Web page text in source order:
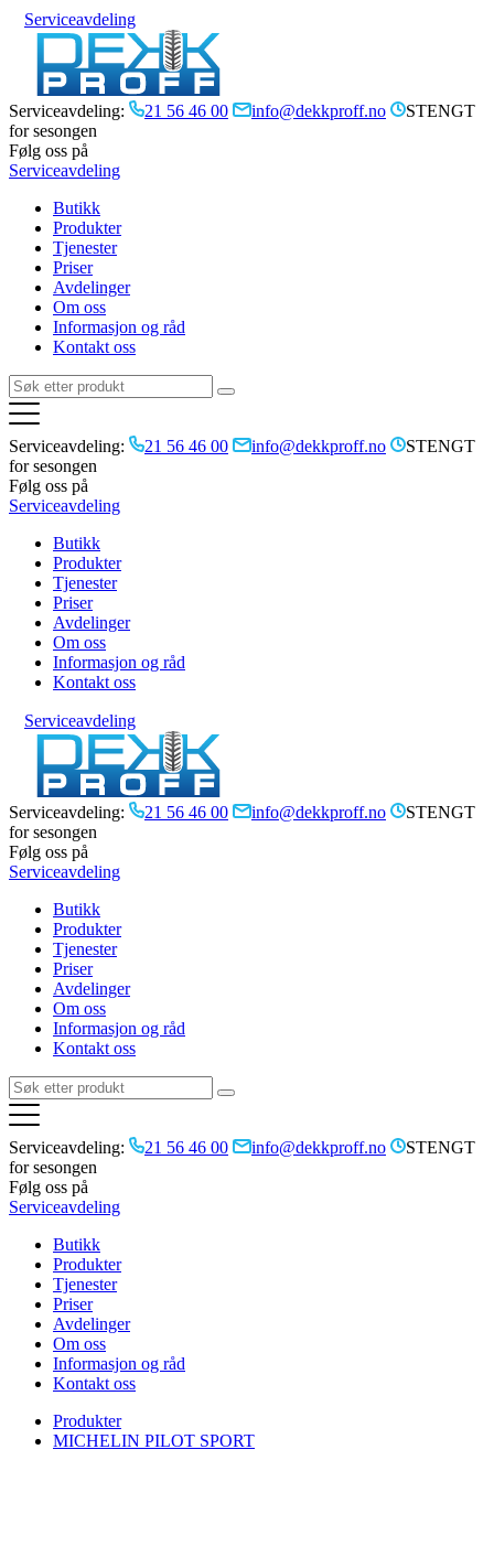
Serviceavdeling
Serviceavdeling: 21 56 46 00 info@dekkproff.no
STENGT
for sesongen
Følg oss på
Serviceavdeling
Butikk
Produkter
Tjenester
Priser
Avdelinger
Om oss
Informasjon og råd
Kontakt oss
Serviceavdeling: 21 56 46 00 info@dekkproff.no
STENGT
for sesongen
Følg oss på
Serviceavdeling
Butikk
Produkter
Tjenester
Priser
Avdelinger
Om oss
Informasjon og råd
Kontakt oss
Serviceavdeling
Serviceavdeling: 21 56 46 00 info@dekkproff.no
STENGT
for sesongen
Følg oss på
Serviceavdeling
Butikk
Produkter
Tjenester
Priser
Avdelinger
Om oss
Informasjon og råd
Kontakt oss
Serviceavdeling: 21 56 46 00 info@dekkproff.no
STENGT
for sesongen
Følg oss på
Serviceavdeling
Butikk
Produkter
Tjenester
Priser
Avdelinger
Om oss
Informasjon og råd
Kontakt oss
Produkter
MICHELIN PILOT SPORT